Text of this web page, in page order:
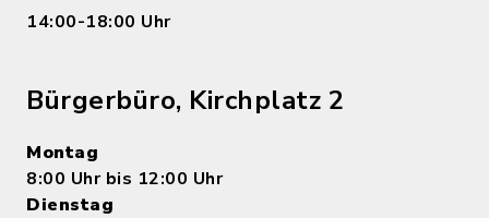
14:00-18:00 Uhr
Bürgerbüro, Kirchplatz 2
Montag
8:00 Uhr bis 12:00 Uhr
Dienstag